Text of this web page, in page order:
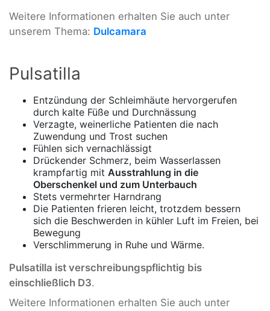
Weitere Informationen erhalten Sie auch unter
unserem Thema: Dulcamara
Pulsatilla
Entzündung der Schleimhäute hervorgerufen
durch kalte Füße und Durchnässung
Verzagte, weinerliche Patienten die nach
Zuwendung und Trost suchen
Fühlen sich vernachlässigt
Drückender Schmerz, beim Wasserlassen
krampfartig mit Ausstrahlung in die
Oberschenkel und zum Unterbauch
Stets vermehrter Harndrang
Die Patienten frieren leicht, trotzdem bessern
sich die Beschwerden in kühler Luft im Freien, bei
Bewegung
Verschlimmerung in Ruhe und Wärme.
Pulsatilla ist verschreibungspflichtig bis
einschließlich D3.
Weitere Informationen erhalten Sie auch unter